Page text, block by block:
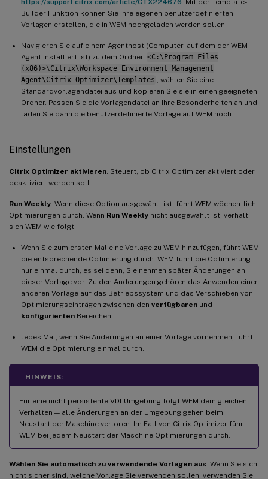
Builder-Funktion können Sie Ihre eigenen benutzerdefinierten
Vorlagen erstellen, die in WEM hochgeladen werden sollen.
Navigieren Sie auf einem Agenthost (Computer, auf dem der WEM
Agent installiert ist) zu dem Ordner <C:\Program Files
(x86)>\Citrix\Workspace Environment Management
Agent\Citrix Optimizer\Templates
, wählen Sie eine
Standardvorlagendatei aus und kopieren Sie sie in einen geeigneten
Ordner. Passen Sie die Vorlagendatei an Ihre Besonderheiten an und
laden Sie dann die benutzerdefinierte Vorlage auf WEM hoch.
Einstellungen
Citrix Optimizer aktivieren . Steuert, ob Citrix Optimizer aktiviert oder
deaktiviert werden soll.
Run Weekly . Wenn diese Option ausgewählt ist, führt WEM wöchentlich
Optimierungen durch. Wenn Run Weekly nicht ausgewählt ist, verhält
sich WEM wie folgt:
Wenn Sie zum ersten Mal eine Vorlage zu WEM hinzufügen, führt WEM
die entsprechende Optimierung durch. WEM führt die Optimierung
nur einmal durch, es sei denn, Sie nehmen später Änderungen an
dieser Vorlage vor. Zu den Änderungen gehören das Anwenden einer
anderen Vorlage auf das Betriebssystem und das Verschieben von
Optimierungseinträgen zwischen den verfügbaren und
konfigurierten Bereichen.
Jedes Mal, wenn Sie Änderungen an einer Vorlage vornehmen, führt
WEM die Optimierung einmal durch.
HINWEIS:
Für eine nicht persistente VDI-Umgebung folgt WEM dem gleichen
Verhalten — alle Änderungen an der Umgebung gehen beim
Neustart der Maschine verloren. Im Fall von Citrix Optimizer führt
WEM bei jedem Neustart der Maschine Optimierungen durch.
Wählen Sie automatisch zu verwendende Vorlagen aus . Wenn Sie sich
nicht sicher sind, welche Vorlage Sie verwenden sollen, verwenden Sie